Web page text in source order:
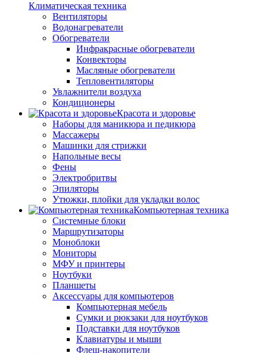
Климатическая техника
Вентиляторы
Водонагреватели
Обогреватели
Инфракрасные обогреватели
Конвекторы
Масляные обогреватели
Тепловентиляторы
Увлажнители воздуха
Кондиционеры
Красота и здоровье
Наборы для маникюра и педикюра
Массажеры
Машинки для стрижки
Напольные весы
Фены
Электробритвы
Эпиляторы
Утюжки, плойки для укладки волос
Компьютерная техника
Системные блоки
Маршрутизаторы
Моноблоки
Мониторы
МФУ и принтеры
Ноутбуки
Планшеты
Аксессуары для компьютеров
Компьютерная мебель
Сумки и рюкзаки для ноутбуков
Подставки для ноутбуков
Клавиатуры и мыши
Флеш-накопители